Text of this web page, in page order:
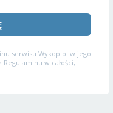
serwisu Wykop.pl w jego
w całości,